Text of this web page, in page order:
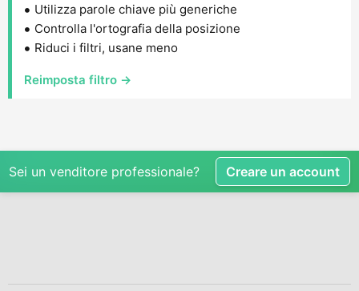
Utilizza parole chiave più generiche
Controlla l'ortografia della posizione
Riduci i filtri, usane meno
Reimposta filtro →
Sei un venditore professionale? Creare un account